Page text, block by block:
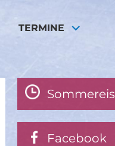
TERMINE
Sommereis
Facebook